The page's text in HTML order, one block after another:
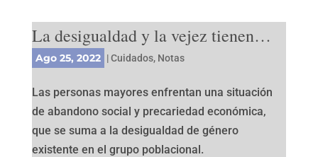
La desigualdad y la vejez tienen…
Ago 25, 2022 |Cuidados, Notas
Las personas mayores enfrentan una situación
de abandono social y precariedad económica,
que se suma a la desigualdad de género
existente en el grupo poblacional.